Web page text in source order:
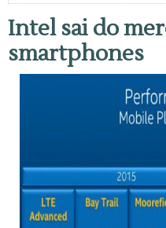
Intel sai do
smartphones